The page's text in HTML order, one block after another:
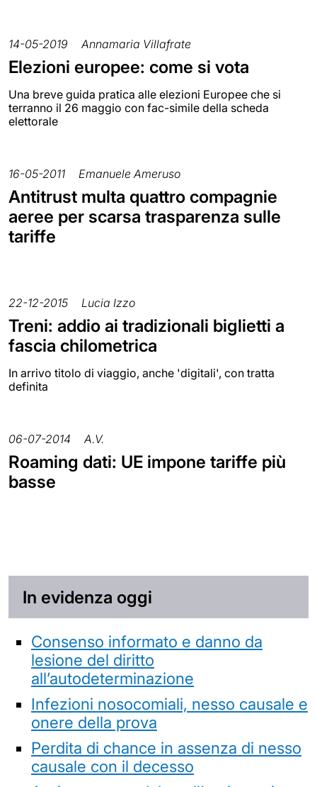
14-05-2019 Annamaria Villafrate
Elezioni europee: come si vota
Una breve guida pratica alle elezioni Europee che si
terranno il 26 maggio con fac-simile della scheda
elettorale
16-05-2011 Emanuele Ameruso
Antitrust multa quattro compagnie
aeree per scarsa trasparenza sulle
tariffe
22-12-2015 Lucia Izzo
Treni: addio ai tradizionali biglietti a
fascia chilometrica
In arrivo titolo di viaggio, anche 'digitali', con tratta
definita
06-07-2014 A.V.
Roaming dati: UE impone tariffe più
basse
In evidenza oggi
Consenso informato e danno da
lesione del diritto
all’autodeterminazione
Infezioni nosocomiali, nesso causale e
onere della prova
Perdita di chance in assenza di nesso
causale con il decesso